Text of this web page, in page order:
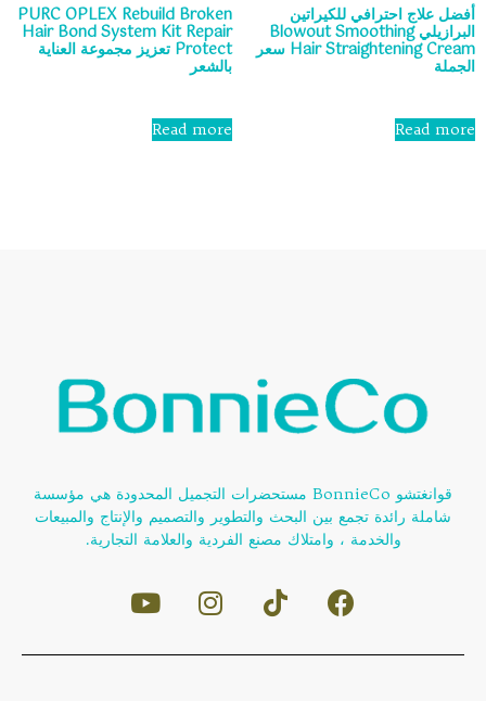
أفضل علاج احترافي للكيراتين
البرازيلي Blowout Smoothing
Hair Straightening Cream سعر
الجملة
out
Read more
PURC OPLEX Rebuild Broken
Hair Bond System Kit Repair
Protect تعزيز مجموعة العناية
بالشعر
out
Read more
قوانغتشو BonnieCo مستحضرات التجميل المحدودة هي مؤسسة
شاملة رائدة تجمع بين البحث والتطوير والتصميم والإنتاج والمبيعات
والخدمة ، وامتلاك مصنع الفردية والعلامة التجارية.